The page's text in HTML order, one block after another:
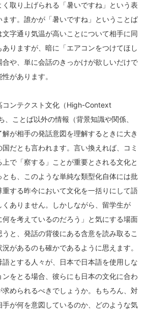
取り上げられる「暑いですね」という表
す。誰かが「暑いですね」ということば
字通り気温が高いことについて相手に同
りますが、暗に「エアコンをつけてほし
や、単に会話のきっかけが欲しいだけで
があります。
コンテクスト文化（High-Context
、ことば以外の情報（背景知識や関係、
が相手の発話意図を理解するときに大き
だとも言われます。言い換えれば、コミ
上で「察する」ことが重要とされる文化と
も、このような単純な類型化自体には批
する昨今において文化を一括りにして語
ありません。しかしながら、留学生が
何を考えているのだろう」と気にする場面
と、発話の背後にある含意を読み取るこ
があるのも確かであるように思えます。
とする人々が、日本で日本語を使用しな
をとる場合、彼らにも日本の文化に合わ
められるべきでしょうか。もちろん、対
が何を意図しているのか、どのような気